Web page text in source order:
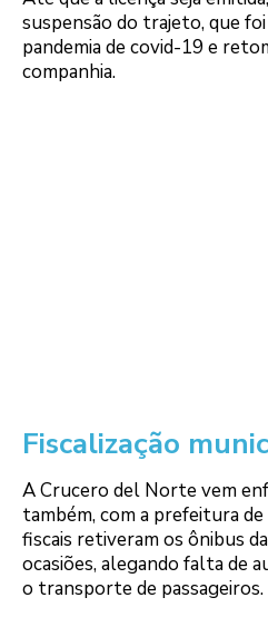
suspensão do trajeto, que
pandemia de covid-19 e
companhia.
Fiscalização
A Crucero del Norte vem
também, com a prefeitura
fiscais retiveram os ônibus
ocasiões, alegando falta de
o transporte de passageiros.